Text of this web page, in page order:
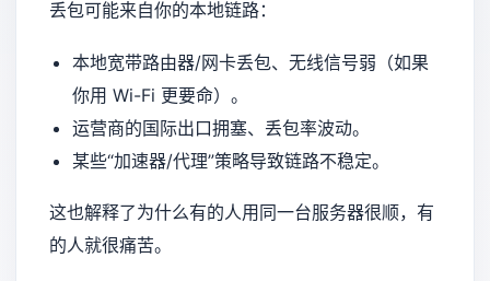
丢包可能来自你的本地链路：
本地宽带路由器/网卡丢包、无线信号弱（如果
你用 Wi-Fi 更要命）。
运营商的国际出口拥塞、丢包率波动。
某些“加速器/代理”策略导致链路不稳定。
这也解释了为什么有的人用同一台服务器很顺，有
的人就很痛苦。